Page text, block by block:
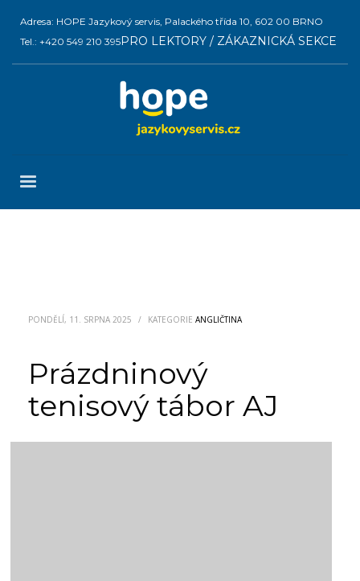
Adresa: HOPE Jazykový servis, Palackého třída 10, 602 00 BRNO
Tel.: +420 549 210 395PRO LEKTORY / ZÁKAZNICKÁ SEKCE
PONDĚLÍ, 11. SRPNA 2025 / KATEGORIE ANGLIČTINA
Prázdninový
tenisový tábor AJ